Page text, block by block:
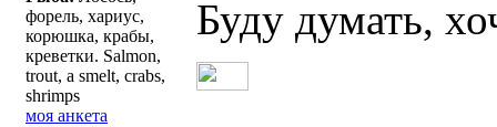
форель, хариус,
корюшка, крабы,
креветки. Salmon,
trout, a smelt, crabs,
shrimps
моя анкета
Буду думать,